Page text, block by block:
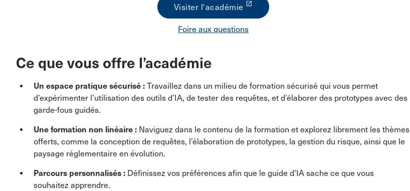
Visiter l'académie launch
Foire aux questions
Ce que vous offre l’académie
Un espace pratique sécurisé : Travaillez dans un milieu de formation sécurisé qui vous permet
d’expérimenter l’utilisation des outils d’IA, de tester des requêtes, et d’élaborer des prototypes avec des
garde-fous guidés.
Une formation non linéaire : Naviguez dans le contenu de la formation et explorez librement les thèmes
offerts, comme la conception de requêtes, l’élaboration de prototypes, la gestion du risque, ainsi que le
paysage réglementaire en évolution.
Parcours personnalisés : Définissez vos préférences afin que le guide d’IA sache ce que vous
souhaitez apprendre.